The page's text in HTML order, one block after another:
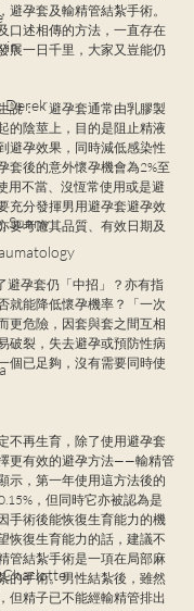
Derek
Sunny
Charlotte
避孕套及輸精管結紮手術。
口述相傳的方法，一直存在
展一日千里，大家又豈能仍
：「避孕套通常由乳膠製
的陰莖上，目的是阻止精液
避孕效果，同時減低感染性
套後的意外懷孕機會為2%至
用不當、沒恆常使用或是避
充分發揮男用避孕套避孕效
要考慮其品質、有效日期及
就能降低懷孕機率？「一次
更危險，因套與套之間互相
破裂，失去避孕或預防性病
個已足夠，沒有需要同時使
再生育，除了使用避孕套
更有效的避孕方法——輸精管
示，第一年使用這方法後的
，但同時它亦被認為是
手術後能恢復生育能力的機
恢復生育能力的話，建議不
管結紮手術是一項在局部麻
的手術。男性結紮後，雖然
但精子已不能經輸精管排出